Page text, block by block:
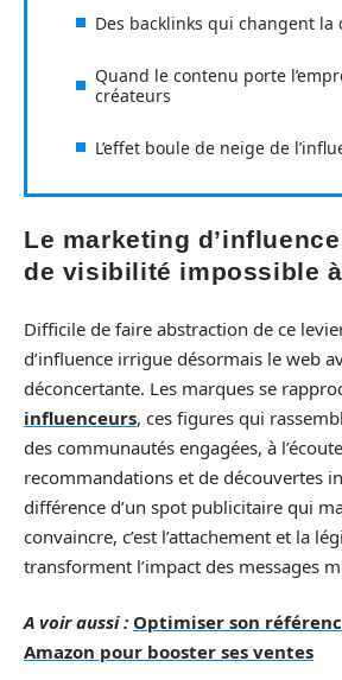
Des backlinks qui changent la
Quand le contenu porte
créateurs
L’effet boule de neige de
Le marketing
de visibilité impossible
Difficile de faire abstraction de ce
d’influence irrigue désormais le web
déconcertante. Les marques se
influenceurs, ces figures qui
des communautés engagées, à
recommandations et de découvertes
différence d’un spot publicitaire qui
convaincre, c’est l’attachement et la
transforment l’impact des messages
A voir aussi : Optimiser son
Amazon pour booster ses ventes